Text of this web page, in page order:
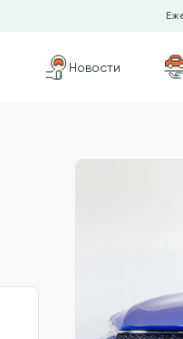
Новости